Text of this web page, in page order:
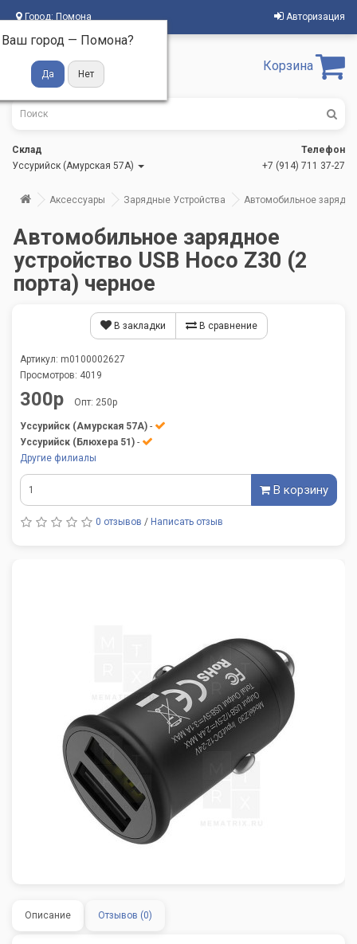
Город: Помона
Ваш город — Помона?
Авторизация
Корзина
Склад
Уссурийск (Амурская 57А)
Телефон
+7 (914) 711 37-27
Аксессуары Зарядные Устройства Автомобильное
Автомобильное зарядное
устройство USB Hoco Z30 (2
порта) черное
Описание Отзывов (0)
В закладки В сравнение
Артикул: m0100002627
Просмотров: 4019
300р Опт: 250р
Уссурийск (Амурская 57А) -
Уссурийск (Блюхера 51) -
Другие филиалы
В корзину
0 отзывов / Написать отзыв